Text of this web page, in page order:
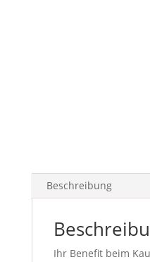
Beschreibung
Ihr Benefit beim